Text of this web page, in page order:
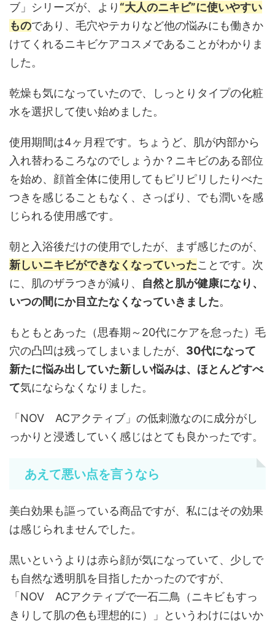
ブ」シリーズが、より “大人のニキビ”に使いやすい
ものであり、毛穴やテカりなど他の悩みにも働きか
けてくれるニキビケアコスメであることがわかりま
した。
乾燥も気になっていたので、しっとりタイプの化粧
水を選択して使い始めました。
使用期間は4ヶ月程です。ちょうど、肌が内部から
入れ替わるころなのでしょうか？ニキビのある部位
を始め、顔首全体に使用してもピリピリしたりべた
つきを感じることもなく、さっぱり、でも潤いを感
じられる使用感です。
朝と入浴後だけの使用でしたが、まず感じたのが、
新しいニキビができなくなっていったことです。次
に、肌のザラつきが減り、 自然と肌が健康になり、
いつの間にか目立たなくなっていきました。
もともとあった（思春期～20代にケアを怠った）毛
穴の凸凹は残ってしまいましたが、 30代になって
新たに悩み出していた新しい悩みは、ほとんどすべ
て気にならなくなりました。
「NOV ACアクティブ」の低刺激なのに成分がし
っかりと浸透していく感じはとても良かったです。
あえて悪い点を言うなら
美白効果も謳っている商品ですが、私にはその効果
は感じられませんでした。
黒いというよりは赤ら顔が気になっていて、少しで
も自然な透明肌を目指したかったのですが、
「NOV ACアクティブで一石二鳥（ニキビもすっ
きりして肌の色も理想的に）」というわけにはいか